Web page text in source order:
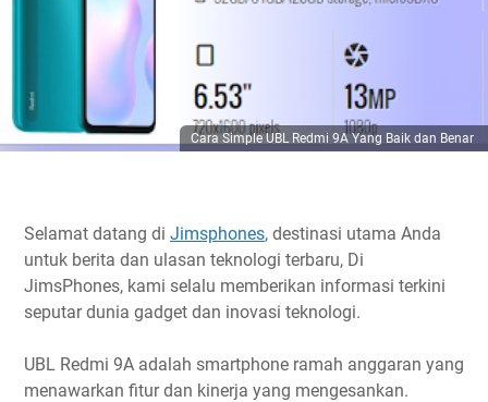
Cara Simple UBL Redmi 9A Yang Baik dan Benar
Selamat datang di Jimsphones, destinasi utama Anda
untuk berita dan ulasan teknologi terbaru, Di
JimsPhones, kami selalu memberikan informasi terkini
seputar dunia gadget dan inovasi teknologi.
UBL Redmi 9A adalah smartphone ramah anggaran yang
menawarkan fitur dan kinerja yang mengesankan.